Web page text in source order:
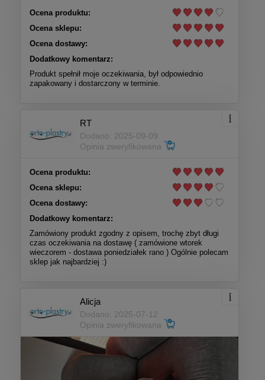
Ocena produktu:
Ocena sklepu:
Ocena dostawy:
Dodatkowy komentarz:
Produkt spełnił moje oczekiwania, był odpowiednio
zapakowany i dostarczony w terminie.
RT
Dodano: 2025-09-09
Opinia zweryfikowana
Ocena produktu:
Ocena sklepu:
Ocena dostawy:
Dodatkowy komentarz:
Zamówiony produkt zgodny z opisem, trochę zbyt długi
czas oczekiwania na dostawę ( zamówione wtorek
wieczorem - dostawa poniedziałek rano ) Ogólnie polecam
sklep jak najbardziej :)
Alicja
Dodano: 2025-07-12
Opinia zweryfikowana